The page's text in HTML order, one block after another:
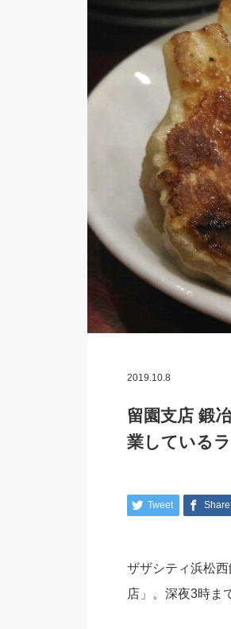
2019.10.8
留園支店 鍛
業している
Tweet Share
ザザシティ浜松
店」。深夜3時ま